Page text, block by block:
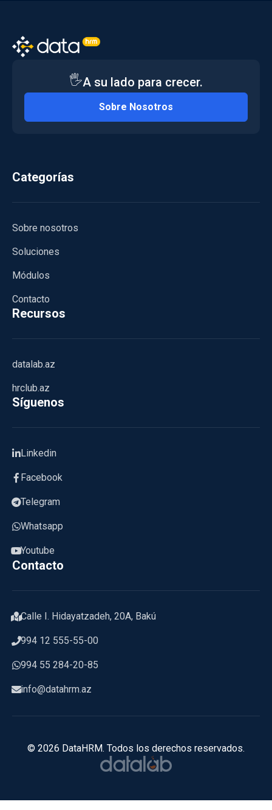
🖐️A su lado para crecer.
Sobre Nosotros
Categorías
Sobre nosotros
Soluciones
Módulos
Contacto
Recursos
datalab.az
hrclub.az
Síguenos
Linkedin
Facebook
Telegram
Whatsapp
Youtube
Contacto
Calle I. Hidayatzadeh, 20A, Bakú
994 12 555-55-00
994 55 284-20-85
info@datahrm.az
© 2026 DataHRM. Todos los derechos reservados.